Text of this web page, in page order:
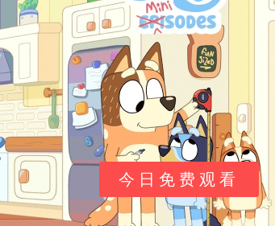
的规则》作为一部较新的学龄前动画系列，在
多元文化呈现和幽默的叙事赢得了观众和评论
究概念融入低龄儿童的日常生活故事中，为儿
今日免费观看